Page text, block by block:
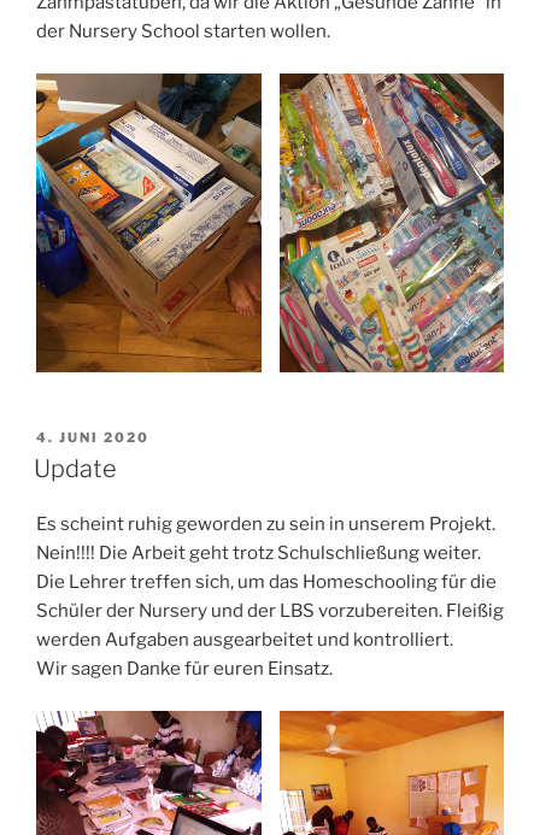
der Nursery School starten wollen.
VERÖFFENTLICHT
AM
4. JUNI 2020
Update
Es scheint ruhig geworden zu sein in unserem Projekt.
Nein!!!! Die Arbeit geht trotz Schulschließung weiter.
Die Lehrer treffen sich, um das Homeschooling für die
Schüler der Nursery und der LBS vorzubereiten. Fleißig
werden Aufgaben ausgearbeitet und kontrolliert.
Wir sagen Danke für euren Einsatz.